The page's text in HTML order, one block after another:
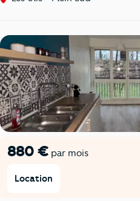
880 € par mois
Location